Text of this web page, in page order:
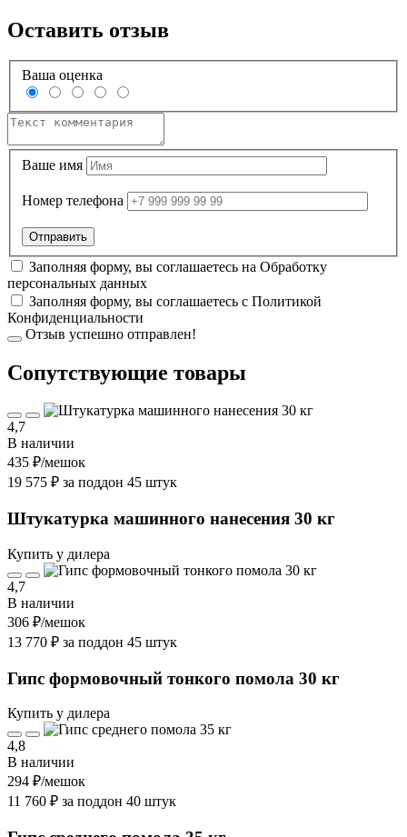
Оставить отзыв
Ваша оценка
Ваше имя
Номер телефона
Заполняя форму, вы соглашаетесь на Обработку
персональных данных
Заполняя форму, вы соглашаетесь с Политикой
Конфиденциальности
Отзыв успешно отправлен!
Cопутствующие товары
4,7
В наличии
435 ₽/мешок
19 575 ₽ за поддон 45 штук
Штукатурка машинного нанесения 30 кг
Купить у дилера
4,7
В наличии
306 ₽/мешок
13 770 ₽ за поддон 45 штук
Гипс формовочный тонкого помола 30 кг
Купить у дилера
4,8
В наличии
294 ₽/мешок
11 760 ₽ за поддон 40 штук